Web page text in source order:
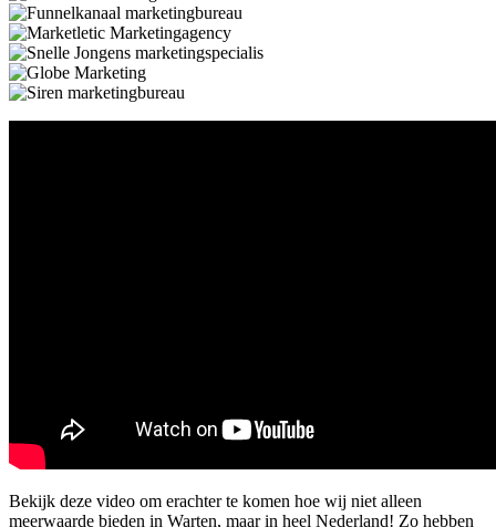
Bekijk deze video om erachter te komen hoe wij niet alleen
meerwaarde bieden in Warten, maar in heel Nederland! Zo hebben